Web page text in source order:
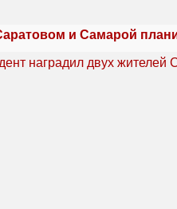
и Самарой